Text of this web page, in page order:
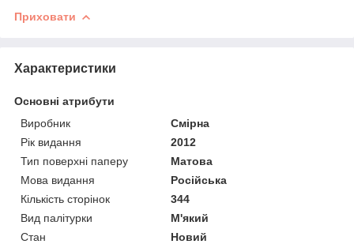
Приховати
Характеристики
Основні атрибути
Виробник
Смірна
Рік видання
2012
Тип поверхні паперу
Матова
Мова видання
Російська
Кількість сторінок
344
Вид палітурки
М'який
Стан
Новий